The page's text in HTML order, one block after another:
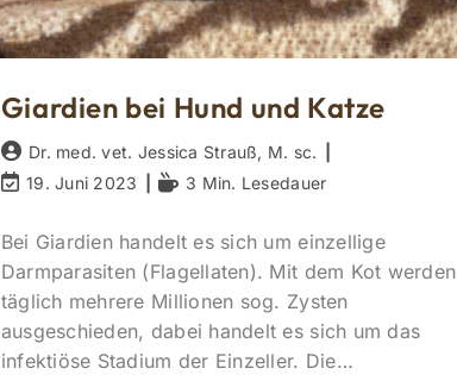
Giardien bei Hund und Katze
Beitrags-
Autor:
Dr. med. vet. Jessica Strauß, M. sc.
Beitrag
geändert
19. Juni 2023 Lesedauer:
3 Min. Lesedauer
Bei Giardien handelt es sich um einzellige
Darmparasiten (Flagellaten). Mit dem Kot werden
täglich mehrere Millionen sog. Zysten
ausgeschieden, dabei handelt es sich um das
infektiöse Stadium der Einzeller. Die…